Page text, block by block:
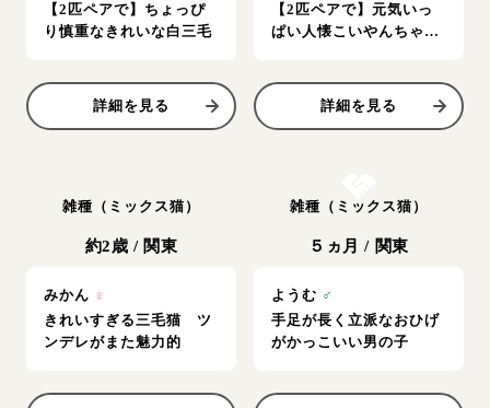
【2匹ペアで】ちょっぴ
り慎重なきれいな白三毛
詳細を見る
【2匹ペアで】元気いっ
ぱい人懐こいやんちゃく
詳細を見る
雑種（ミックス猫）
約2歳 / 関東
みかん ♀
きれいすぎる三毛猫 ツ
ンデレがまた魅力的
雑種（ミックス猫）
５ヵ月 / 関東
ようむ ♂
手足が長く立派なおひげ
がかっこいい男の子